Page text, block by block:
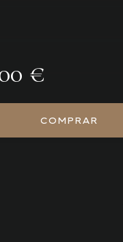
€
COMPRAR